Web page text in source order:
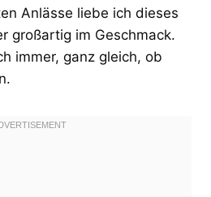
Anlässe liebe ich dieses
großartig im Geschmack.
immer, ganz gleich, ob